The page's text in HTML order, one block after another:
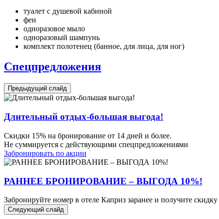
туалет с душевой кабиной
фен
одноразовое мыло
одноразовый шампунь
комплект полотенец (банное, для лица, для ног)
Спецпредложения
Предыдущий слайд
Длительный отдых-большая выгода!
Скидки 15% на бронирование от 14 дней и более.
Не суммируется с действующими спецпредложениями
Забронировать по акции
РАННЕЕ БРОНИРОВАНИЕ – ВЫГОДА 10%!
Забронируйте номер в отеле Каприз заранее и получите
Следующий слайд